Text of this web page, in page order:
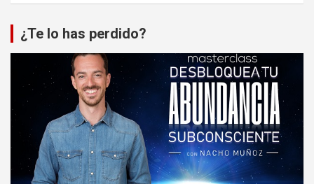
¿Te lo has perdido?